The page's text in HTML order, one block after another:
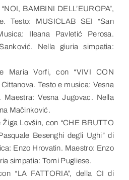
BAMBINI DELL’EUROPA”,
Testo: MUSICLAB SEI “San
Ileana Pavletić Perosa.
Nella giuria simpatia:
Maria Vorfi, con “VIVI CON
Cittanova. Testo e musica: Vesna
Maestra: Vesna Jugovac. Nella
Mačinković.
Lovšin, con “CHE BRUTTO
Besenghi degli Ughi” di
Enzo Hrovatin. Maestro: Enzo
simpatia: Tomi Pugliese.
“LA FATTORIA”, della CI di